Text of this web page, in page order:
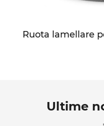
Ruota lamellare
Ultime